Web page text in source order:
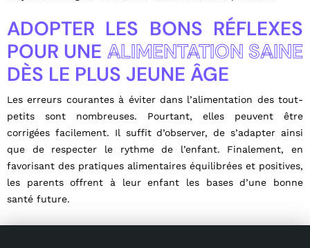
ADOPTER LES BONS RÉFLEXES
POUR UNE ALIMENTATION SAINE
DÈS LE PLUS JEUNE ÂGE
Les erreurs courantes à éviter dans l’alimentation des tout-
petits sont nombreuses. Pourtant, elles peuvent être
corrigées facilement. Il suffit d’observer, de s’adapter ainsi
que de respecter le rythme de l’enfant. Finalement, en
favorisant des pratiques alimentaires équilibrées et positives,
les parents offrent à leur enfant les bases d’une bonne
santé future.